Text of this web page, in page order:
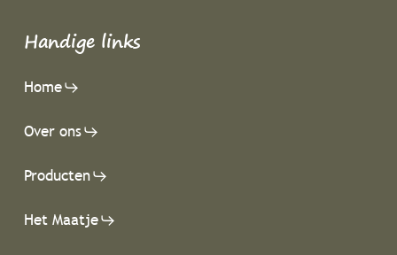
Handige links
Home
Over ons
Producten
Het Maatje